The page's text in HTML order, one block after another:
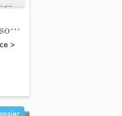
par
>